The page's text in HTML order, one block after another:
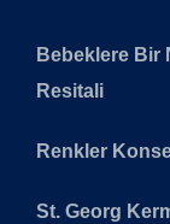
Bebeklere Bir
Resitali
Renkler
St. Georg